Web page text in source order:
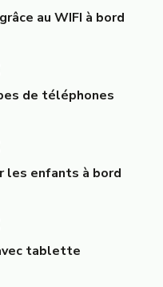
au WIFI à bord
de téléphones
les enfants à bord
tablette